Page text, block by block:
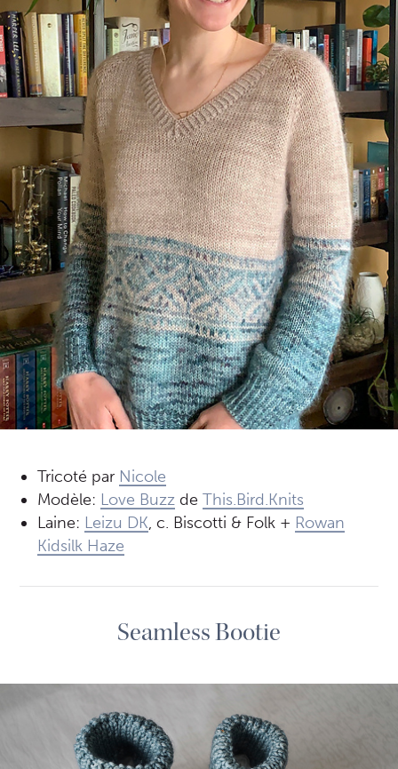
Tricoté par Nicole
Modèle: Love Buzz deThis.Bird.Knits
Laine: Leizu DK, c. Biscotti & Folk + Rowan
Kidsilk Haze
Seamless Bootie